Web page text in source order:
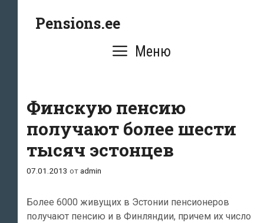
Pensions.ee
Меню
Финскую пенсию
получают более шести
тысяч эстонцев
07.01.2013 отadmin
Более 6000 живущих в Эстонии пенсионеров
получают пенсию и в Финляндии, причем их число